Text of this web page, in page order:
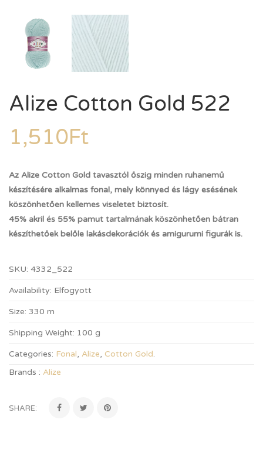
Alize Cotton Gold 522
1,510Ft
Az Alize Cotton Gold tavasztól őszig minden ruhanemű
készítésére alkalmas fonal, mely könnyed és lágy esésének
köszönhetően kellemes viseletet biztosít.
45% akril és 55% pamut tartalmának köszönhetően bátran
készíthetőek belőle lakásdekorációk és amigurumi figurák is.
SKU: 4332_522
Availability: Elfogyott
Size: 330 m
Shipping Weight: 100 g
Categories: Fonal, Alize, Cotton Gold.
Brands : Alize
SHARE: